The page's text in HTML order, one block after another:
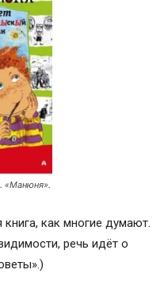
«Манюня».
книга, как многие думают.
речь идёт о